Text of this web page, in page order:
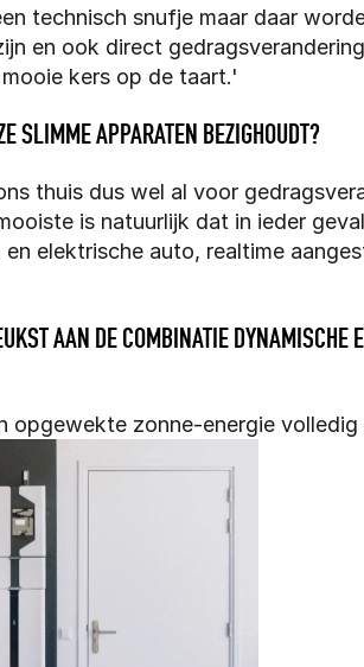
technisch snufje maar daar
en ook direct
kers op de taart.'
SLIMME APPARATEN BEZIGHOUDT?
thuis dus wel al voor
is natuurlijk dat in ieder
elektrische auto, realtime
AAN DE COMBINATIE DYNAMISCHE
opgewekte zonne-energie